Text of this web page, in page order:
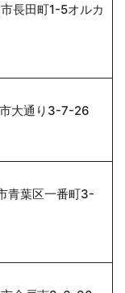
長田町1-5オルカ
大通り3-7-26
青葉区一番町3-